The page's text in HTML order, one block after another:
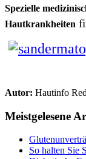
Spezielle
Hautkrankheiten
Autor: Hautinfo
Meistgelesene
So halten Sie